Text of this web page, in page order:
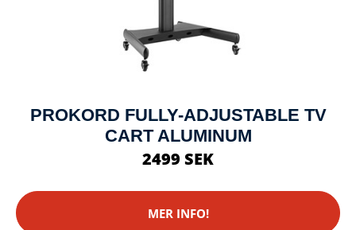
PROKORD FULLY-ADJUSTABLE TV
CART ALUMINUM
2499 SEK
MER INFO!